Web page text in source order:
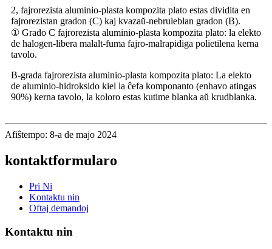
2, fajrorezista aluminio-plasta kompozita plato estas dividita en
fajrorezistan gradon (C) kaj kvazaŭ-nebruleblan gradon (B).
① Grado C fajrorezista aluminio-plasta kompozita plato: la elekto
de halogen-libera malalt-fuma fajro-malrapidiga polietilena kerna
tavolo.
B-grada fajrorezista aluminio-plasta kompozita plato: La elekto
de aluminio-hidroksido kiel la ĉefa komponanto (enhavo atingas
90%) kerna tavolo, la koloro estas kutime blanka aŭ krudblanka.
Afiŝtempo: 8-a de majo 2024
kontaktformularo
Pri Ni
Kontaktu nin
Oftaj demandoj
Kontaktu nin